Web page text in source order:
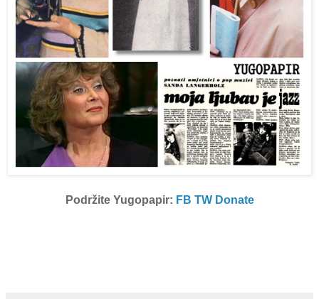
Podržite Yugopapir: FB TW Donate